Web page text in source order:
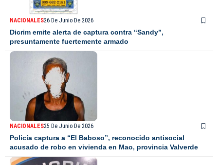
NACIONALES26 De Junio De 2026
Dicrim emite alerta de captura contra “Sandy”,
presuntamente fuertemente armado
NACIONALES25 De Junio De 2026
Policía captura a “El Baboso”, reconocido antisocial
acusado de robo en vivienda en Mao, provincia Valverde